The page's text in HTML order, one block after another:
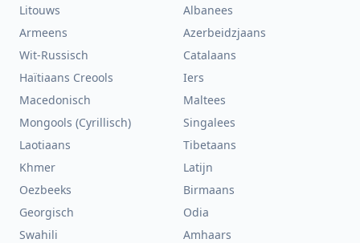
Litouws
Albanees
Armeens
Azerbeidzjaans
Wit-Russisch
Catalaans
Haïtiaans Creools
Iers
Macedonisch
Maltees
Mongools (Cyrillisch)
Singalees
Laotiaans
Tibetaans
Khmer
Latijn
Oezbeeks
Birmaans
Georgisch
Odia
Swahili
Amhaars